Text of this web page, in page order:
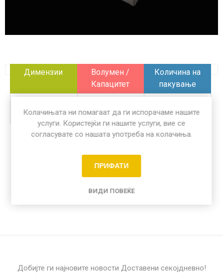
Димензии
Волумен /
Капацитет
Количина на
пакување
Добијте ги најновите новости Доставени секојдневно!
Колачињата ни помагаат да ги испорачаме нашите
услуги. Користејќи ги нашите услуги, вие се
согласувате со нашата употреба на колачиња.
ПРИФАТИ
ВИДИ ПОВЕЌЕ